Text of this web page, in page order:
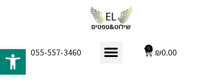
₪0.00
0
055-557-3460